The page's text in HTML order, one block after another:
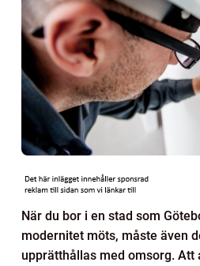
När du bor i en stad som
modernitet möts, måste även
upprätthållas med omsorg. Att